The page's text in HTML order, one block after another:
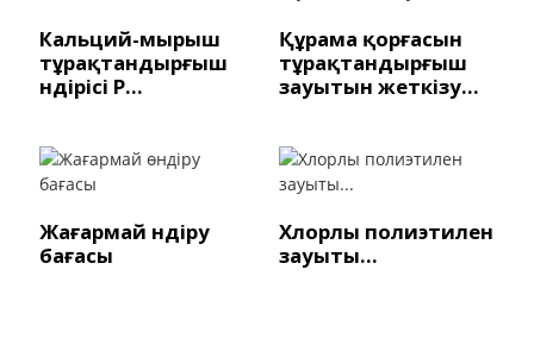
Кальций-мырыш
тұрақтандырғыш
өндірісі P...
Құрама қорғасын
тұрақтандырғыш
зауытын жеткізу...
Жағармай өндіру
бағасы
Хлорлы полиэтилен
зауыты...